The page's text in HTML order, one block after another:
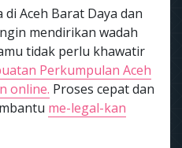
Aceh Barat Daya dan
mendirikan wadah
tidak perlu khawatir
Perkumpulan Aceh
online. Proses cepat dan
me-legal-kan